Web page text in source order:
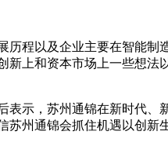
历程以及企业主要在智能
新上和资本市场上一些想
表示，苏州通锦在新时代
苏州通锦会抓住机遇以创新